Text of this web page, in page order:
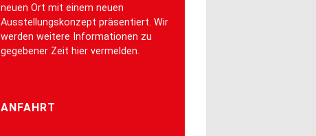
neuen Ort mit einem neuen
Ausstellungskonzept präsentiert. Wir
werden weitere Informationen zu
gegebener Zeit hier vermelden.
ANFAHRT